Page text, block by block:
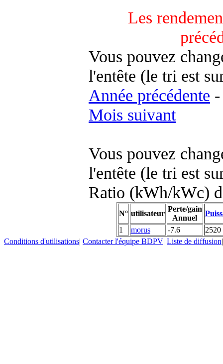
Les
Vous pouvez
l'entête (le tri est
Année précédente -
Mois suivant
Vous pouvez
l'entête (le tri est
Ratio (kWh/kWc)
N° utilisateur
Perte/gain
Annuel
1
morus -7.6
2520
Conditions d'utilisations| Contacter l'équipe BDPV| Liste de diffusion